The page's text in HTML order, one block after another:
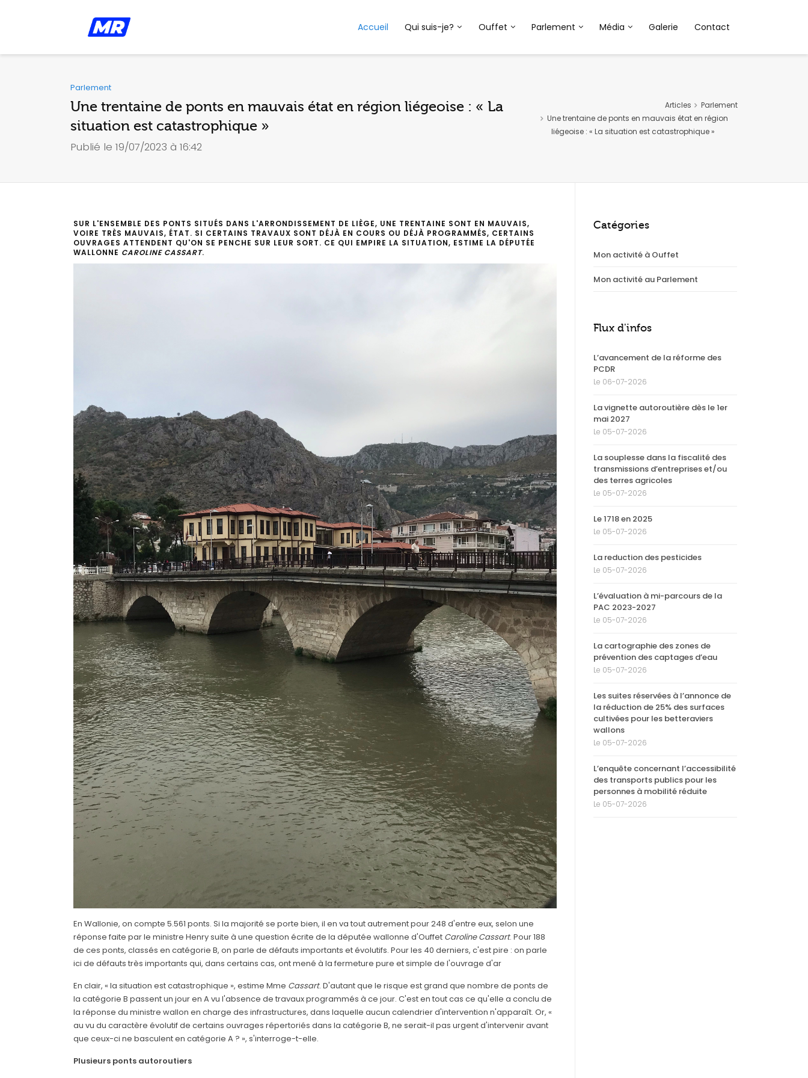
Accueil Qui suis-je? Ouffet Parlement Média Galerie Contact
Parlement
Une trentaine de ponts en mauvais état en région liégeoise : « La
situation est catastrophique »
Publié le 19/07/2023 à 16:42
Articles
Parlement
Une trentaine de ponts en mauvais état en région
liégeoise : « La situation est catastrophique »
SUR L'ENSEMBLE DES PONTS SITUÉS DANS L'ARRONDISSEMENT DE LIÈGE, UNE TRENTAINE SONT EN MAUVAIS,
VOIRE TRÈS MAUVAIS, ÉTAT. SI CERTAINS TRAVAUX SONT DÉJÀ EN COURS OU DÉJÀ PROGRAMMÉS, CERTAINS
OUVRAGES ATTENDENT QU'ON SE PENCHE SUR LEUR SORT. CE QUI EMPIRE LA SITUATION, ESTIME LA DÉPUTÉE
WALLONNE CAROLINE CASSART.
En Wallonie, on compte 5.561 ponts. Si la majorité se porte bien, il en va tout autrement pour 248 d'entre eux, selon une
réponse faite par le ministre Henry suite à une question écrite de la députée wallonne d'Ouffet Caroline Cassart. Pour 188
de ces ponts, classés en catégorie B, on parle de défauts importants et évolutifs. Pour les 40 derniers, c'est pire : on parle
ici de défauts très importants qui, dans certains cas, ont mené à la fermeture pure et simple de l'ouvrage d'ar
En clair, « la situation est catastrophique », estime Mme Cassart. D'autant que le risque est grand que nombre de ponts de
la catégorie B passent un jour en A vu l'absence de travaux programmés à ce jour. C'est en tout cas ce qu'elle a conclu de
la réponse du ministre wallon en charge des infrastructures, dans laquelle aucun calendrier d'intervention n'apparaît. Or, «
au vu du caractère évolutif de certains ouvrages répertoriés dans la catégorie B, ne serait-il pas urgent d'intervenir avant
que ceux-ci ne basculent en catégorie A ? », s'interroge-t-elle.
Plusieurs ponts autoroutiers
Catégories
Mon activité à Ouffet
Mon activité au Parlement
Flux d'infos
L’avancement de la réforme des
PCDR
Le 06-07-2026
La vignette autoroutière dès le 1er
mai 2027
Le 05-07-2026
La souplesse dans la fiscalité des
transmissions d’entreprises et/ou
des terres agricoles
Le 05-07-2026
Le 1718 en 2025
Le 05-07-2026
La reduction des pesticides
Le 05-07-2026
L’évaluation à mi-parcours de la
PAC 2023-2027
Le 05-07-2026
La cartographie des zones de
prévention des captages d’eau
Le 05-07-2026
Les suites réservées à l’annonce de
la réduction de 25% des surfaces
cultivées pour les betteraviers
wallons
Le 05-07-2026
L’enquête concernant l’accessibilité
des transports publics pour les
personnes à mobilité réduite
Le 05-07-2026